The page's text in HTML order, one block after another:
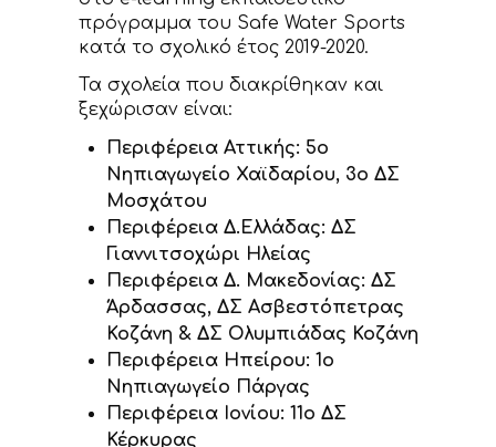
πρόγραμμα του Safe Water Sports
κατά το σχολικό έτος 2019-2020.
Τα σχολεία που διακρίθηκαν και
ξεχώρισαν είναι:
Περιφέρεια Αττικής: 5ο
Νηπιαγωγείο Χαϊδαρίου, 3ο ΔΣ
Μοσχάτου
Περιφέρεια Δ.Ελλάδας: ΔΣ
Γιαννιτσοχώρι Ηλείας
Περιφέρεια Δ. Μακεδονίας: ΔΣ
Άρδασσας, ΔΣ Ασβεστόπετρας
Κοζάνη & ΔΣ Ολυμπιάδας Κοζάνη
Περιφέρεια Ηπείρου: 1ο
Νηπιαγωγείο Πάργας
Περιφέρεια Ιονίου: 11ο ΔΣ
Κέρκυρας